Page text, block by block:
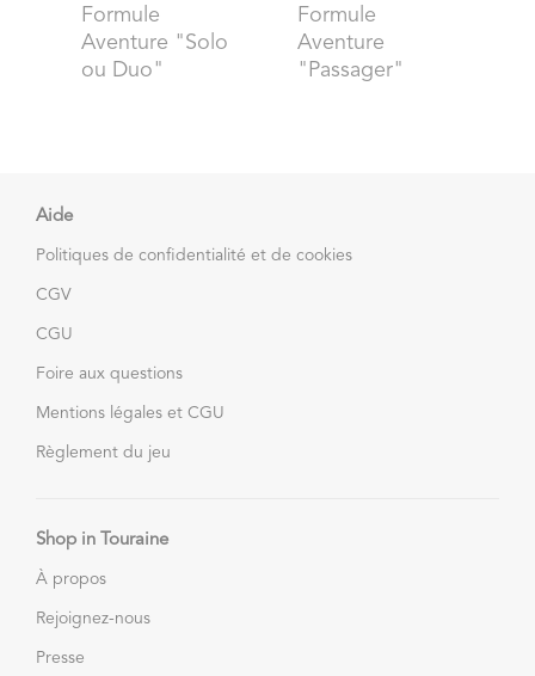
Formule
Aventure "Solo
ou Duo"
Formule
Aventure
"Passager"
Aide
Politiques de confidentialité et de cookies
CGV
CGU
Foire aux questions
Mentions légales et CGU
Règlement du jeu
Shop in Touraine
À propos
Rejoignez-nous
Presse